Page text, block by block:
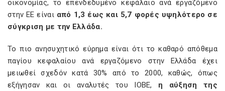
οικονομίας, το επενδεδυμένο κεφάλαιο ανά εργαζόμενο
στην ΕΕ είναιαπό 1,3 έως και 5,7 φορές υψηλότερο σε
σύγκριση με την Ελλάδα.
Το πιο ανησυχητικό εύρημα είναι ότι το καθαρό απόθεμα
παγίου κεφαλαίου ανά εργαζόμενο στην Ελλάδα έχει
μειωθεί σχεδόν κατά 30% από το 2000, καθώς, όπως
εξήγησαν και οι αναλυτές του ΙΟΒΕ, η αύξηση της